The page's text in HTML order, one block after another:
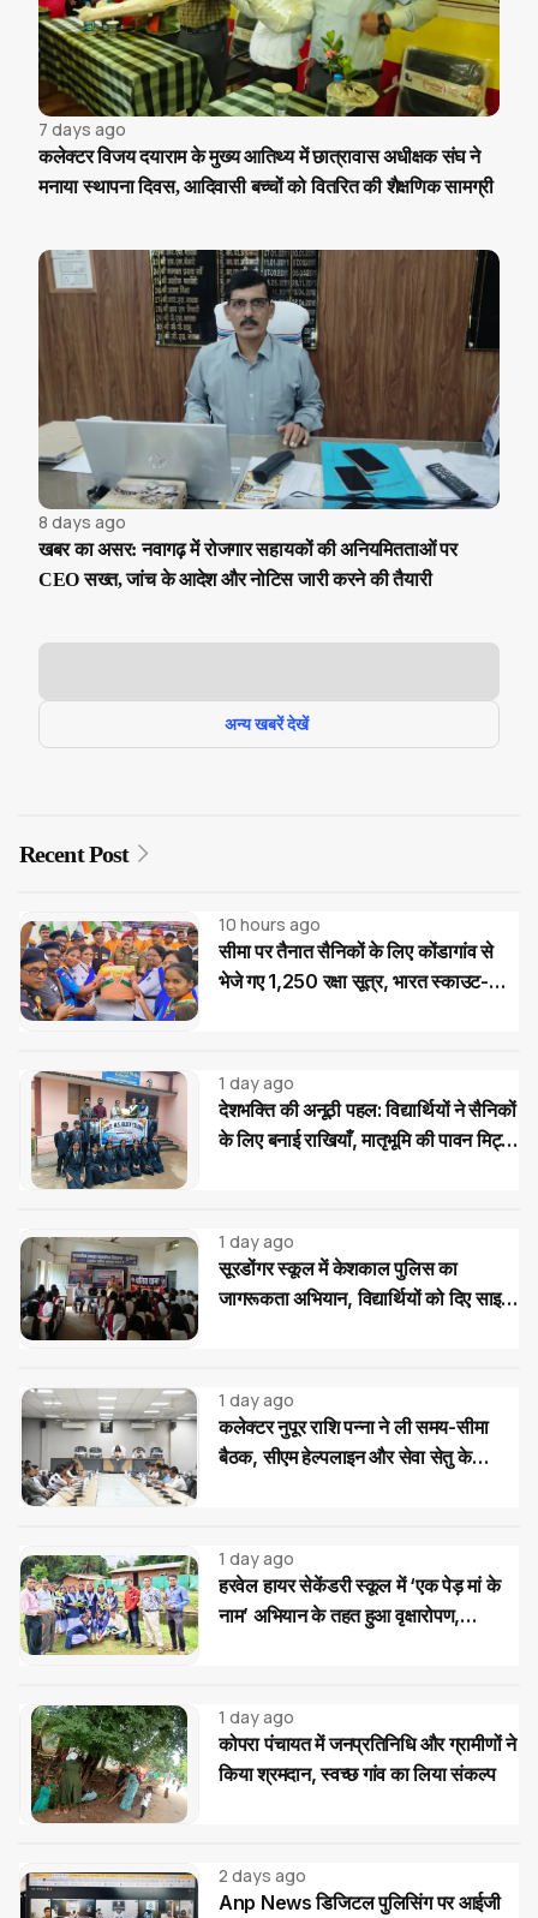
7 days ago
कलेक्टर विजय दयाराम के मुख्य आतिथ्य में छात्रावास अधीक्षक संघ ने
मनाया स्थापना दिवस, आदिवासी बच्चों को वितरित की शैक्षणिक सामग्री
8 days ago
खबर का असर: नवागढ़ में रोजगार सहायकों की अनियमितताओं पर
CEO सख्त, जांच के आदेश और नोटिस जारी करने की तैयारी
अन्य खबरें देखें
Recent Post
10 hours ago
सीमा पर तैनात सैनिकों के लिए कोंडागांव से
भेजे गए 1,250 रक्षा सूत्र, भारत स्काउट-
1 day ago
देशभक्ति की अनूठी पहल: विद्यार्थियों ने सैनिकों
के लिए बनाई राखियाँ, मातृभूमि की पावन मिट्टी
1 day ago
सूरडोंगर स्कूल में केशकाल पुलिस का
जागरूकता अभियान, विद्यार्थियों को दिए साइबर
1 day ago
कलेक्टर नुपूर राशि पन्ना ने ली समय-सीमा
बैठक, सीएम हेल्पलाइन और सेवा सेतु के
1 day ago
हरवेल हायर सेकेंडरी स्कूल में ‘एक पेड़ मां के
नाम’ अभियान के तहत हुआ वृक्षारोपण,
1 day ago
कोपरा पंचायत में जनप्रतिनिधि और ग्रामीणों ने
किया श्रमदान, स्वच्छ गांव का लिया संकल्प
2 days ago
Anp News डिजिटल पुलिसिंग पर आईजी